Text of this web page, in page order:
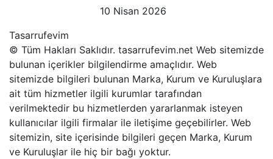
10 Nisan 2026
Tasarrufevim
© Tüm Hakları Saklıdır. tasarrufevim.net Web sitemizde
bulunan içerikler bilgilendirme amaçlıdır. Web
sitemizde bilgileri bulunan Marka, Kurum ve Kuruluşlara
ait tüm hizmetler ilgili kurumlar tarafından
verilmektedir bu hizmetlerden yararlanmak isteyen
kullanıcılar ilgili firmalar ile iletişime geçebilirler. Web
sitemizin, site içerisinde bilgileri geçen Marka, Kurum
ve Kuruluşlar ile hiç bir bağı yoktur.